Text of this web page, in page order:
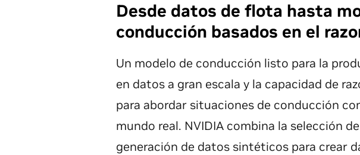
Desde datos de flota hasta
conducción basados en el
Un modelo de conducción listo para la
en datos a gran escala y la capacidad de
para abordar situaciones de conducción
mundo real. NVIDIA combina la selección
generación de datos sintéticos para crear